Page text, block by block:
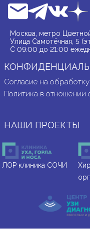
Москва, метро
Улица Самотёчная, 5
С 09:00 до 21:00
Согласие на
Политика в отношении
НАШИ ПРОЕКТЫ
ЛОР клиника СОЧИ